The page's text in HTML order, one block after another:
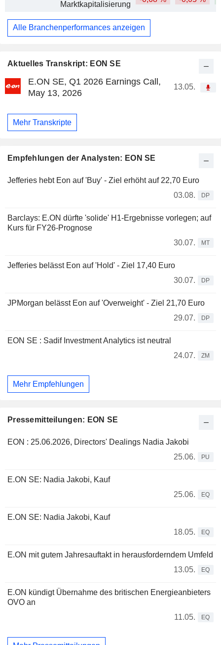
Aktuelles Transkript: EON SE
E.ON SE, Q1 2026 Earnings Call,
May 13, 2026
13.05.
Mehr Transkripte
Empfehlungen der Analysten: EON SE
Jefferies hebt Eon auf 'Buy' - Ziel erhöht auf 22,70 Euro
03.08.
DP
Barclays: E.ON dürfte 'solide' H1-Ergebnisse vorlegen; auf
Kurs für FY26-Prognose
30.07.
MT
Jefferies belässt Eon auf 'Hold' - Ziel 17,40 Euro
30.07.
DP
JPMorgan belässt Eon auf 'Overweight' - Ziel 21,70 Euro
29.07.
DP
EON SE : Sadif Investment Analytics ist neutral
24.07.
ZM
Mehr Empfehlungen
Pressemitteilungen: EON SE
EON : 25.06.2026, Directors' Dealings Nadia Jakobi
25.06.
PU
E.ON SE: Nadia Jakobi, Kauf
25.06.
EQ
E.ON SE: Nadia Jakobi, Kauf
18.05.
EQ
E.ON mit gutem Jahresauftakt in herausforderndem Umfeld
13.05.
EQ
E.ON kündigt Übernahme des britischen Energieanbieters
OVO an
11.05.
EQ
Marktkapitalisierung
Alle Branchenperformances anzeigen